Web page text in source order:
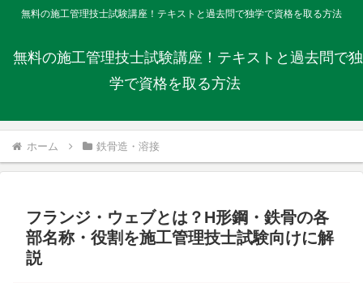
無料の施工管理技士試験講座！テキストと過去問で独学で資格を取る方法
無料の施工管理技士試験講座！テキストと過去問で独
学で資格を取る方法
ホーム 鉄骨造・溶接
フランジ・ウェブとは？H形鋼・鉄骨の各
部名称・役割を施工管理技士試験向けに解
説